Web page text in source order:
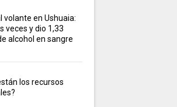
volante en Ushuaia:
veces y dio 1,33
alcohol en sangre
los recursos